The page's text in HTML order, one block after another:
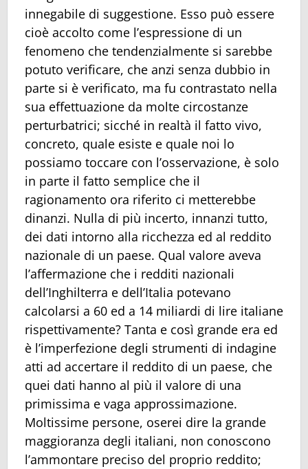
innegabile di suggestione. Esso può essere
cioè accolto come l’espressione di un
fenomeno che tendenzialmente si sarebbe
potuto verificare, che anzi senza dubbio in
parte si è verificato, ma fu contrastato nella
sua effettuazione da molte circostanze
perturbatrici; sicché in realtà il fatto vivo,
concreto, quale esiste e quale noi lo
possiamo toccare con l’osservazione, è solo
in parte il fatto semplice che il
ragionamento ora riferito ci metterebbe
dinanzi. Nulla di più incerto, innanzi tutto,
dei dati intorno alla ricchezza ed al reddito
nazionale di un paese. Qual valore aveva
l’affermazione che i redditi nazionali
dell’Inghilterra e dell’Italia potevano
calcolarsi a 60 ed a 14 miliardi di lire italiane
rispettivamente? Tanta e così grande era ed
è l’imperfezione degli strumenti di indagine
atti ad accertare il reddito di un paese, che
quei dati hanno al più il valore di una
primissima e vaga approssimazione.
Moltissime persone, oserei dire la grande
maggioranza degli italiani, non conoscono
l’ammontare preciso del proprio reddito;